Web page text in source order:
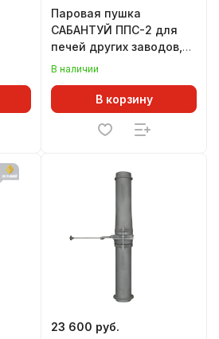
Паровая пушка
САБАНТУЙ ППС-2 для
печей других заводов,
совместимость в
В наличии
В корзину
23 600 руб.